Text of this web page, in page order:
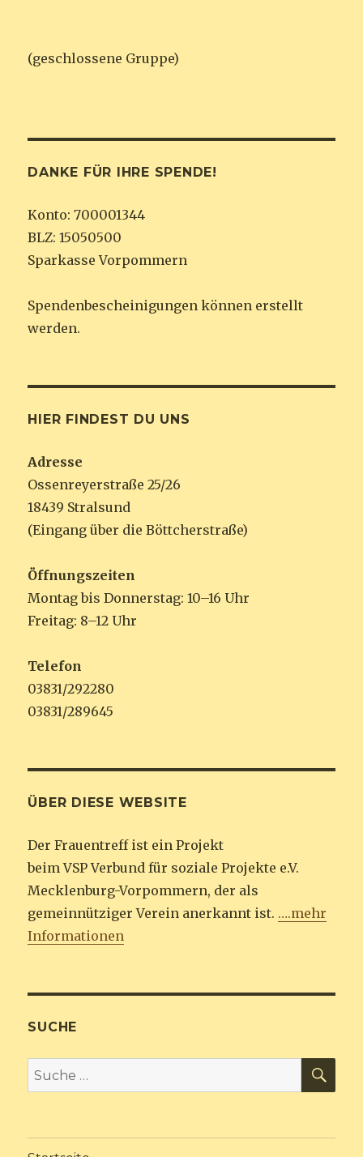
(geschlossene Gruppe)
DANKE FÜR IHRE SPENDE!
Konto: 700001344
BLZ: 15050500
Sparkasse Vorpommern
Spendenbescheinigungen können erstellt
werden.
HIER FINDEST DU UNS
Adresse
Ossenreyerstraße 25/26
18439 Stralsund
(Eingang über die Böttcherstraße)
Öffnungszeiten
Montag bis Donnerstag: 10–16 Uhr
Freitag: 8–12 Uhr
Telefon
03831/292280
03831/289645
ÜBER DIESE WEBSITE
Der Frauentreff ist ein Projekt
beim VSP Verbund für soziale Projekte e.V.
Mecklenburg-Vorpommern, der als
gemeinnütziger Verein anerkannt ist. ….mehr
Informationen
SUCHE
Suche
nach: